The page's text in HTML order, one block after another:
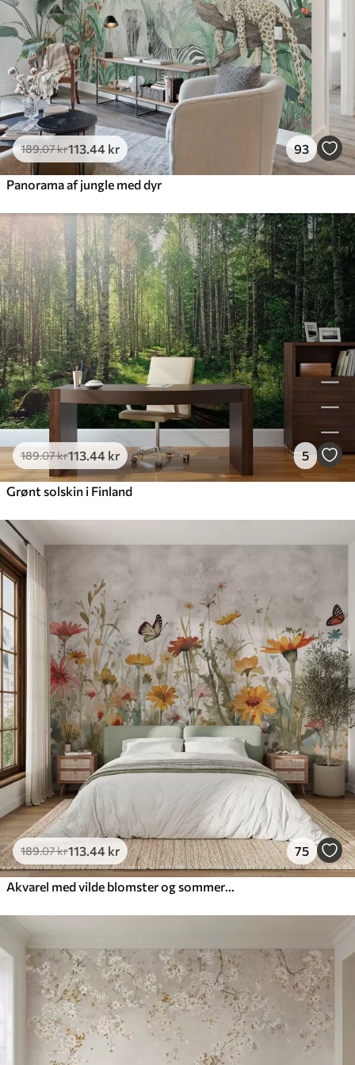
Premium vinyl
516.67310.00 kr/m²
Peel and Stick
666.67400.00kr/m²
189.07kr113 .44 kr 93
Panorama af jungle med dyr
189.07kr113 .44 kr 5
Grønt solskin i Finland
189.07kr113 .44 kr 75